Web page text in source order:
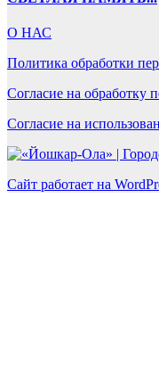
О НАС
Политика обработки
Согласие на обработку
Согласие на
Сайт работает на